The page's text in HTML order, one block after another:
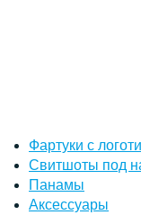
Фартуки с
Свитшоты под
Панамы
Аксессуары